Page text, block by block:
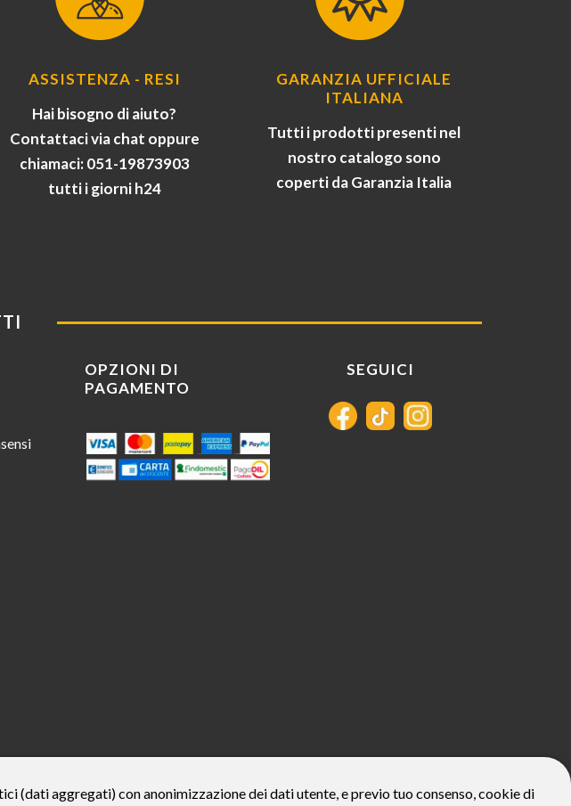
ASSISTENZA - RESI
Hai bisogno di aiuto?
Contattaci via chat oppure
chiamaci: 051-19873903
tutti i giorni h24
GARANZIA UFFICIALE
ITALIANA
Tutti i prodotti presenti nel
nostro catalogo sono
coperti da Garanzia Italia
OPZIONI DI
PAGAMENTO
SEGUICI
aggregati) con anonimizzazione dei dati utente, e previo tuo consenso, cookie di